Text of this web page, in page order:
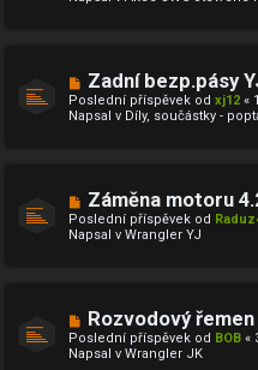
ý
p
ě
v
N
o
v
ý
p
ě
v
Zadní bezp.pásy
Poslední příspěvek od xj12 «
Napsal v Díly, součástky -
N
o
v
ý
ě
v
Záměna motoru
Poslední příspěvek od
Napsal v Wrangler YJ
N
o
v
ý
Rozvodový řemen
Poslední příspěvek od BOB «
Napsal v Wrangler JK